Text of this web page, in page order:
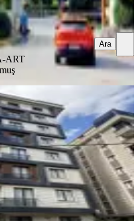
ART
Ara
Mahallesinde
Fırsatı 1+1 Daire
Mahallesi
Giriş (Zemin)·05.08.2026